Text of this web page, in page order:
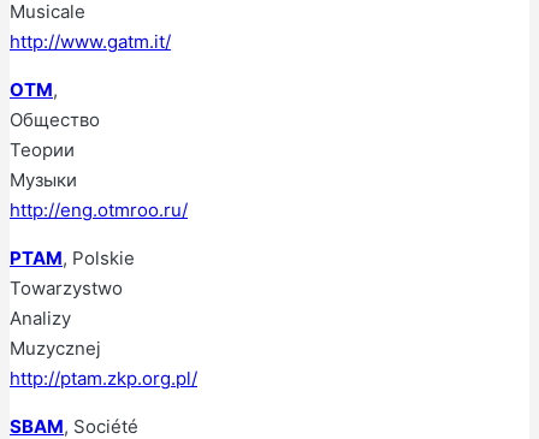
Musicale
http://www.gatm.it/
OTM,
Общество
Теории
Музыки
http://eng.otmroo.ru/
PTAM, Polskie
Towarzystwo
Analizy
Muzycznej
http://ptam.zkp.org.pl/
SBAM, Société